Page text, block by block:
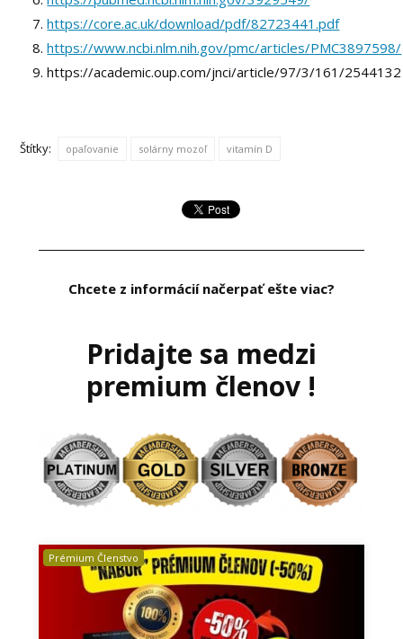
https://core.ac.uk/download/pdf/82723441.pdf
https://www.ncbi.nlm.nih.gov/pmc/articles/PMC3897598/
https://academic.oup.com/jnci/article/97/3/161/2544132
Štítky: opaľovanie solárny mozoľ vitamín D
Chcete z informácií načerpať ešte viac?
Pridajte sa medzi
premium členov !
Prémium Členstvo